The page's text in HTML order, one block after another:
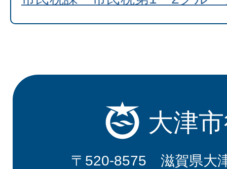
大津
〒520-8575 滋賀県大